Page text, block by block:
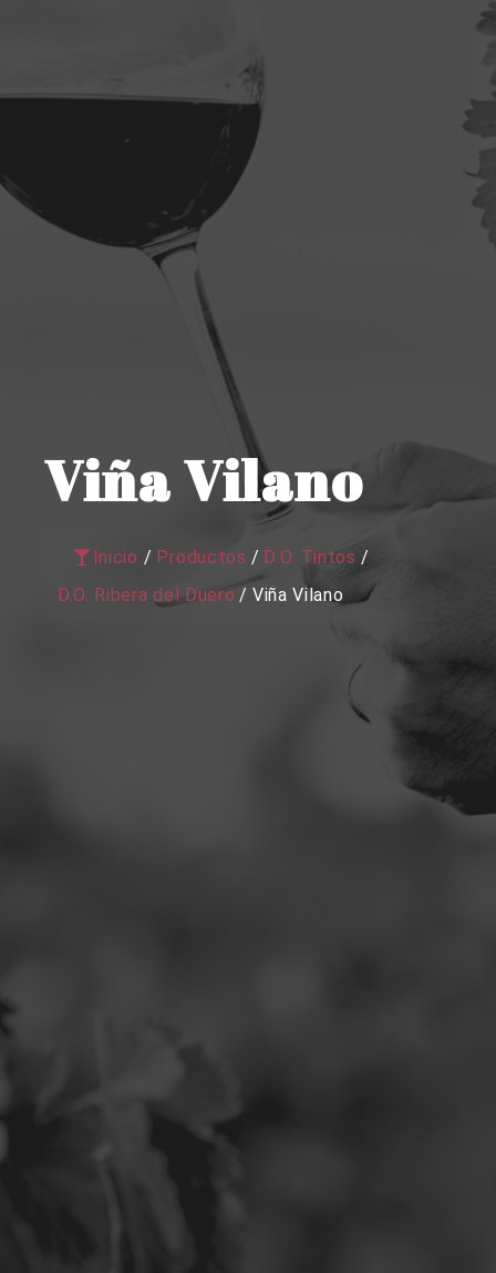
Viña Vilano
Inicio / Productos / D.O. Tintos /
D.O. Ribera del Duero / Viña Vilano